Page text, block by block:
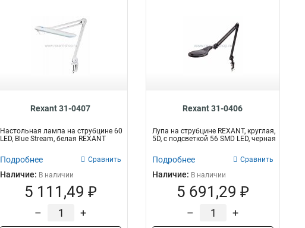
Rexant 31-0407
Настольная лампа на струбцине 60
LED, Blue Stream, белая REXANT
Подробнее Сравнить
Наличие: В наличии
5 111,49 ₽
– +
Rexant 31-0406
Лупа на струбцине REXANT, круглая,
5D, с подсветкой 56 SMD LED, черная
Подробнее Сравнить
Наличие: В наличии
5 691,29 ₽
– +